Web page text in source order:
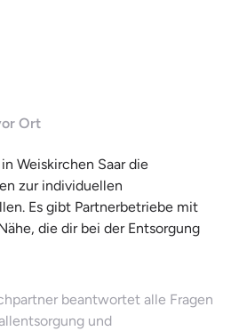
Ort
Weiskirchen Saar die
zur individuellen
Es gibt Partnerbetriebe mit
die dir bei der Entsorgung
beantwortet alle Fragen
und